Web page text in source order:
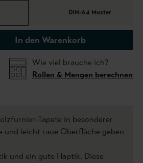
DIN-A4 Muster
In den Warenkorb
Wie viel brauche ich?
Rollen & Mengen berechnen
Tapete in besonderer
und leicht raue Oberfläche geben
und ein gute Haptik. Diese